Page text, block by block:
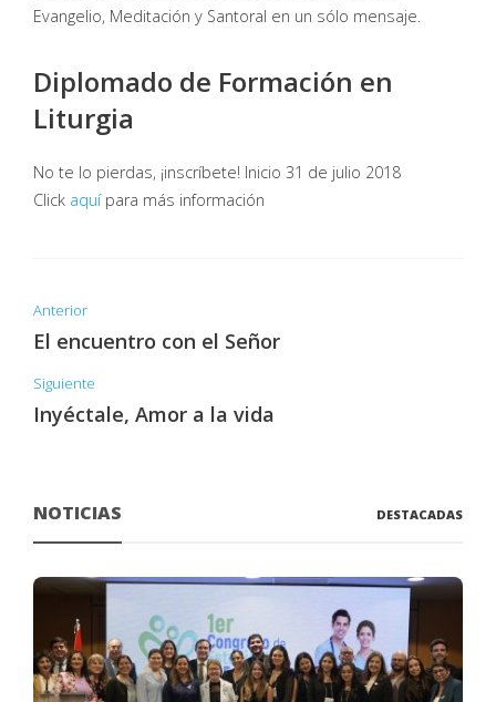
Evangelio, Meditación y Santoral en un sólo mensaje.
Diplomado de Formación en
Liturgia
No te lo pierdas, ¡inscríbete! Inicio 31 de julio 2018
Click aquípara más información
Anterior
El encuentro con el Señor
Siguiente
Inyéctale, Amor a la vida
NOTICIAS DESTACADAS